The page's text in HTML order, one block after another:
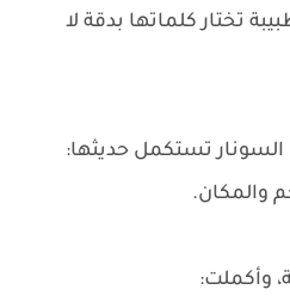
تختار كلماتها بدقة لا
تستكمل حديثها:
والمكان.
وأكملت: